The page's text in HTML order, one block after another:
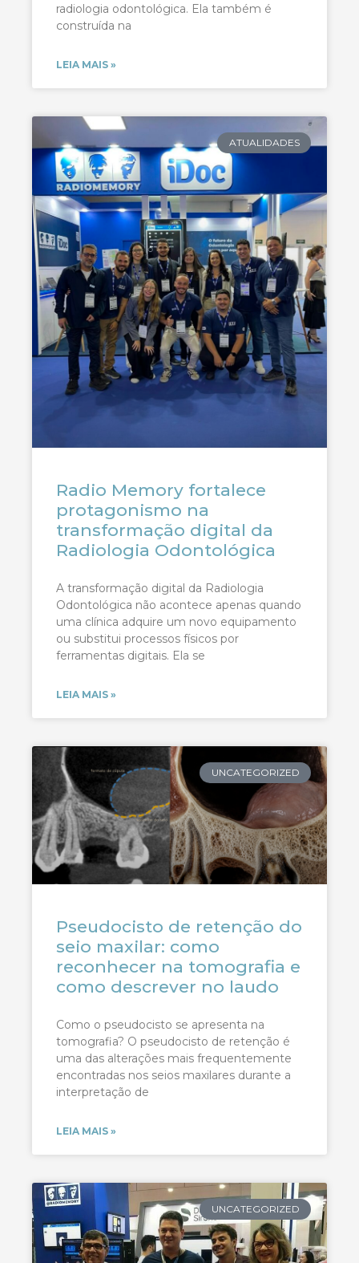
radiologia odontológica. Ela também é
construída na
LEIA MAIS »
ATUALIDADES
Radio Memory fortalece
protagonismo na
transformação digital da
Radiologia Odontológica
A transformação digital da Radiologia
Odontológica não acontece apenas quando
uma clínica adquire um novo equipamento
ou substitui processos físicos por
ferramentas digitais. Ela se
LEIA MAIS »
UNCATEGORIZED
Pseudocisto de retenção do
seio maxilar: como
reconhecer na tomografia e
como descrever no laudo
Como o pseudocisto se apresenta na
tomografia? O pseudocisto de retenção é
uma das alterações mais frequentemente
encontradas nos seios maxilares durante a
interpretação de
LEIA MAIS »
UNCATEGORIZED